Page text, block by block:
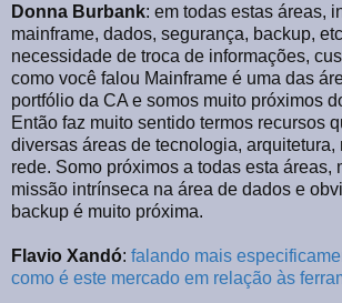
Donna Burbank: em todas estas áreas,
mainframe, dados, segurança, backup,
necessidade de troca de informações,
como você falou Mainframe é uma das
portfólio da CA e somos muito próximos
Então faz muito sentido termos recursos
diversas áreas de tecnologia, arquitetura,
rede. Somo próximos a todas esta áreas,
missão intrínseca na área de dados e
backup é muito próxima.
Flavio Xandó: falando mais
como é este mercado em relação às